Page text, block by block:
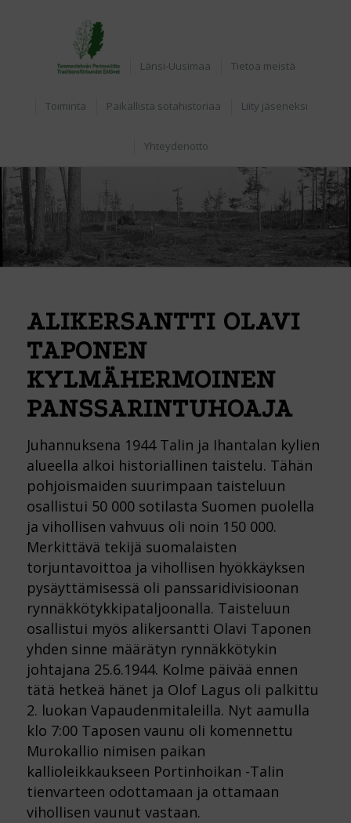
Länsi-Uusimaa Tietoa meistä
Toiminta Paikallista sotahistoriaa Liity jäseneksi
Yhteydenotto
ALIKERSANTTI OLAVI
TAPONEN
KYLMÄHERMOINEN
PANSSARINTUHOAJA
Juhannuksena 1944 Talin ja Ihantalan kylien
alueella alkoi historiallinen taistelu. Tähän
pohjoismaiden suurimpaan taisteluun
osallistui 50 000 sotilasta Suomen puolella
ja vihollisen vahvuus oli noin 150 000.
Merkittävä tekijä suomalaisten
torjuntavoittoa ja vihollisen hyökkäyksen
pysäyttämisessä oli panssaridivisioonan
rynnäkkötykkipataljoonalla. Taisteluun
osallistui myös alikersantti Olavi Taponen
yhden sinne määrätyn rynnäkkötykin
johtajana 25.6.1944. Kolme päivää ennen
tätä hetkeä hänet ja Olof Lagus oli palkittu
2. luokan Vapaudenmitaleilla. Nyt aamulla
klo 7:00 Taposen vaunu oli komennettu
Murokallio nimisen paikan
kallioleikkaukseen Portinhoikan -Talin
tienvarteen odottamaan ja ottamaan
vihollisen vaunut vastaan.